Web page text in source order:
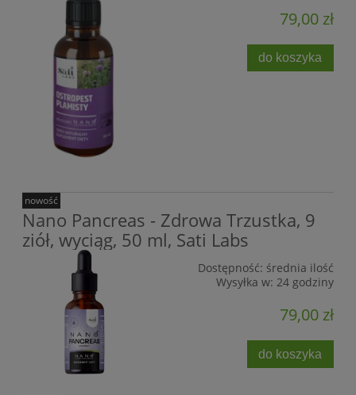
79,00 zł
do koszyka
Nano Pancreas - Zdrowa Trzustka, 9
ziół, wyciąg, 50 ml, Sati Labs
Dostępność: średnia ilość
Wysyłka w: 24 godziny
79,00 zł
do koszyka
nowość